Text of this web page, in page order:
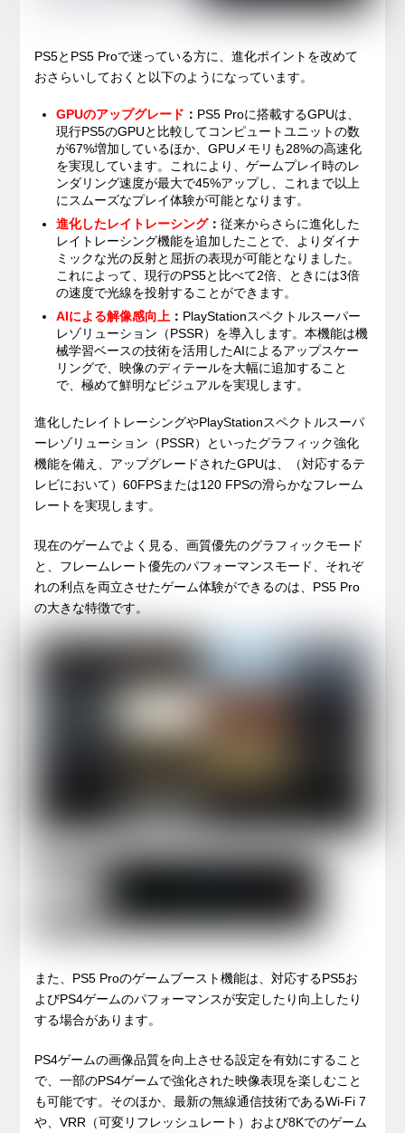
PS5とPS5 Proで迷っている方に、進化ポイントを改めて
おさらいしておくと以下のようになっています。
GPUのアップグレード ： PS5 Proに搭載するGPUは、
現行PS5のGPUと比較してコンピュートユニットの数
が67%増加しているほか、GPUメモリも28%の高速化
を実現しています。これにより、ゲームプレイ時のレ
ンダリング速度が最大で45%アップし、これまで以上
にスムーズなプレイ体験が可能となります。
進化したレイトレーシング：従来からさらに進化した
レイトレーシング機能を追加したことで、よりダイナ
ミックな光の反射と屈折の表現が可能となりました。
これによって、現行のPS5と比べて2倍、ときには3倍
の速度で光線を投射することができます。
AIによる解像感向上 ： PlayStationスペクトルスーパー
レゾリューション（PSSR）を導入します。本機能は機
械学習ベースの技術を活用したAIによるアップスケー
リングで、映像のディテールを大幅に追加すること
で、極めて鮮明なビジュアルを実現します。
進化したレイトレーシングやPlayStationスペクトルスーパ
ーレゾリューション（PSSR）といったグラフィック強化
機能を備え、アップグレードされたGPUは、（対応するテ
レビにおいて）60FPSまたは120 FPSの滑らかなフレーム
レートを実現します。
現在のゲームでよく見る、画質優先のグラフィックモード
と、フレームレート優先のパフォーマンスモード、それぞ
れの利点を両立させたゲーム体験ができるのは、PS5 Pro
の大きな特徴です。
また、PS5 Proのゲームブースト機能は、対応するPS5お
よびPS4ゲームのパフォーマンスが安定したり向上したり
する場合があります。
PS4ゲームの画像品質を向上させる設定を有効にすること
で、一部のPS4ゲームで強化された映像表現を楽しむこと
も可能です。そのほか、最新の無線通信技術であるWi-Fi 7
や、VRR（可変リフレッシュレート）および8Kでのゲーム